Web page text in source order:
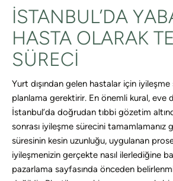
İSTANBUL’DA
HASTA OLARAK
SÜRECI
Yurt dışından gelen hastalar için
planlama gerektirir. En önemli kural, eve
İstanbul’da doğrudan tıbbi gözetim
sonrası iyileşme sürecini tamamlamanız
süresinin kesin uzunluğu, uygulanan
iyileşmenizin gerçekte nasıl ilerlediğine
pazarlama sayfasında önceden